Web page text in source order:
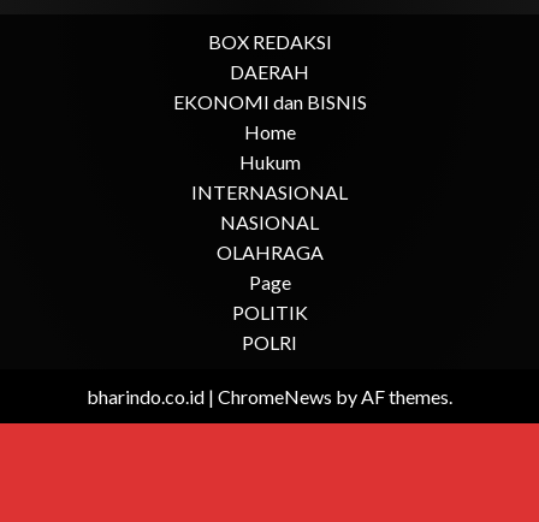
BOX REDAKSI
DAERAH
EKONOMI dan BISNIS
Home
Hukum
INTERNASIONAL
NASIONAL
OLAHRAGA
Page
POLITIK
POLRI
bharindo.co.id | ChromeNews by AF themes.